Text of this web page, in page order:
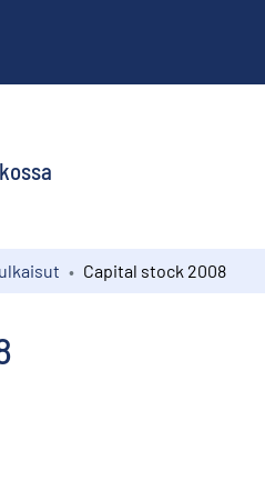
Capital stock 2008